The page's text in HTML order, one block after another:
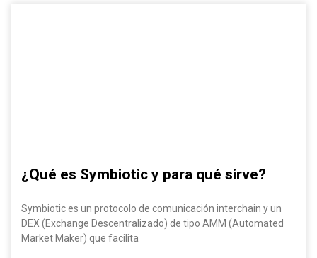
¿Qué es Symbiotic y para qué sirve?
Symbiotic es un protocolo de comunicación interchain y un
DEX (Exchange Descentralizado) de tipo AMM (Automated
Market Maker) que facilita